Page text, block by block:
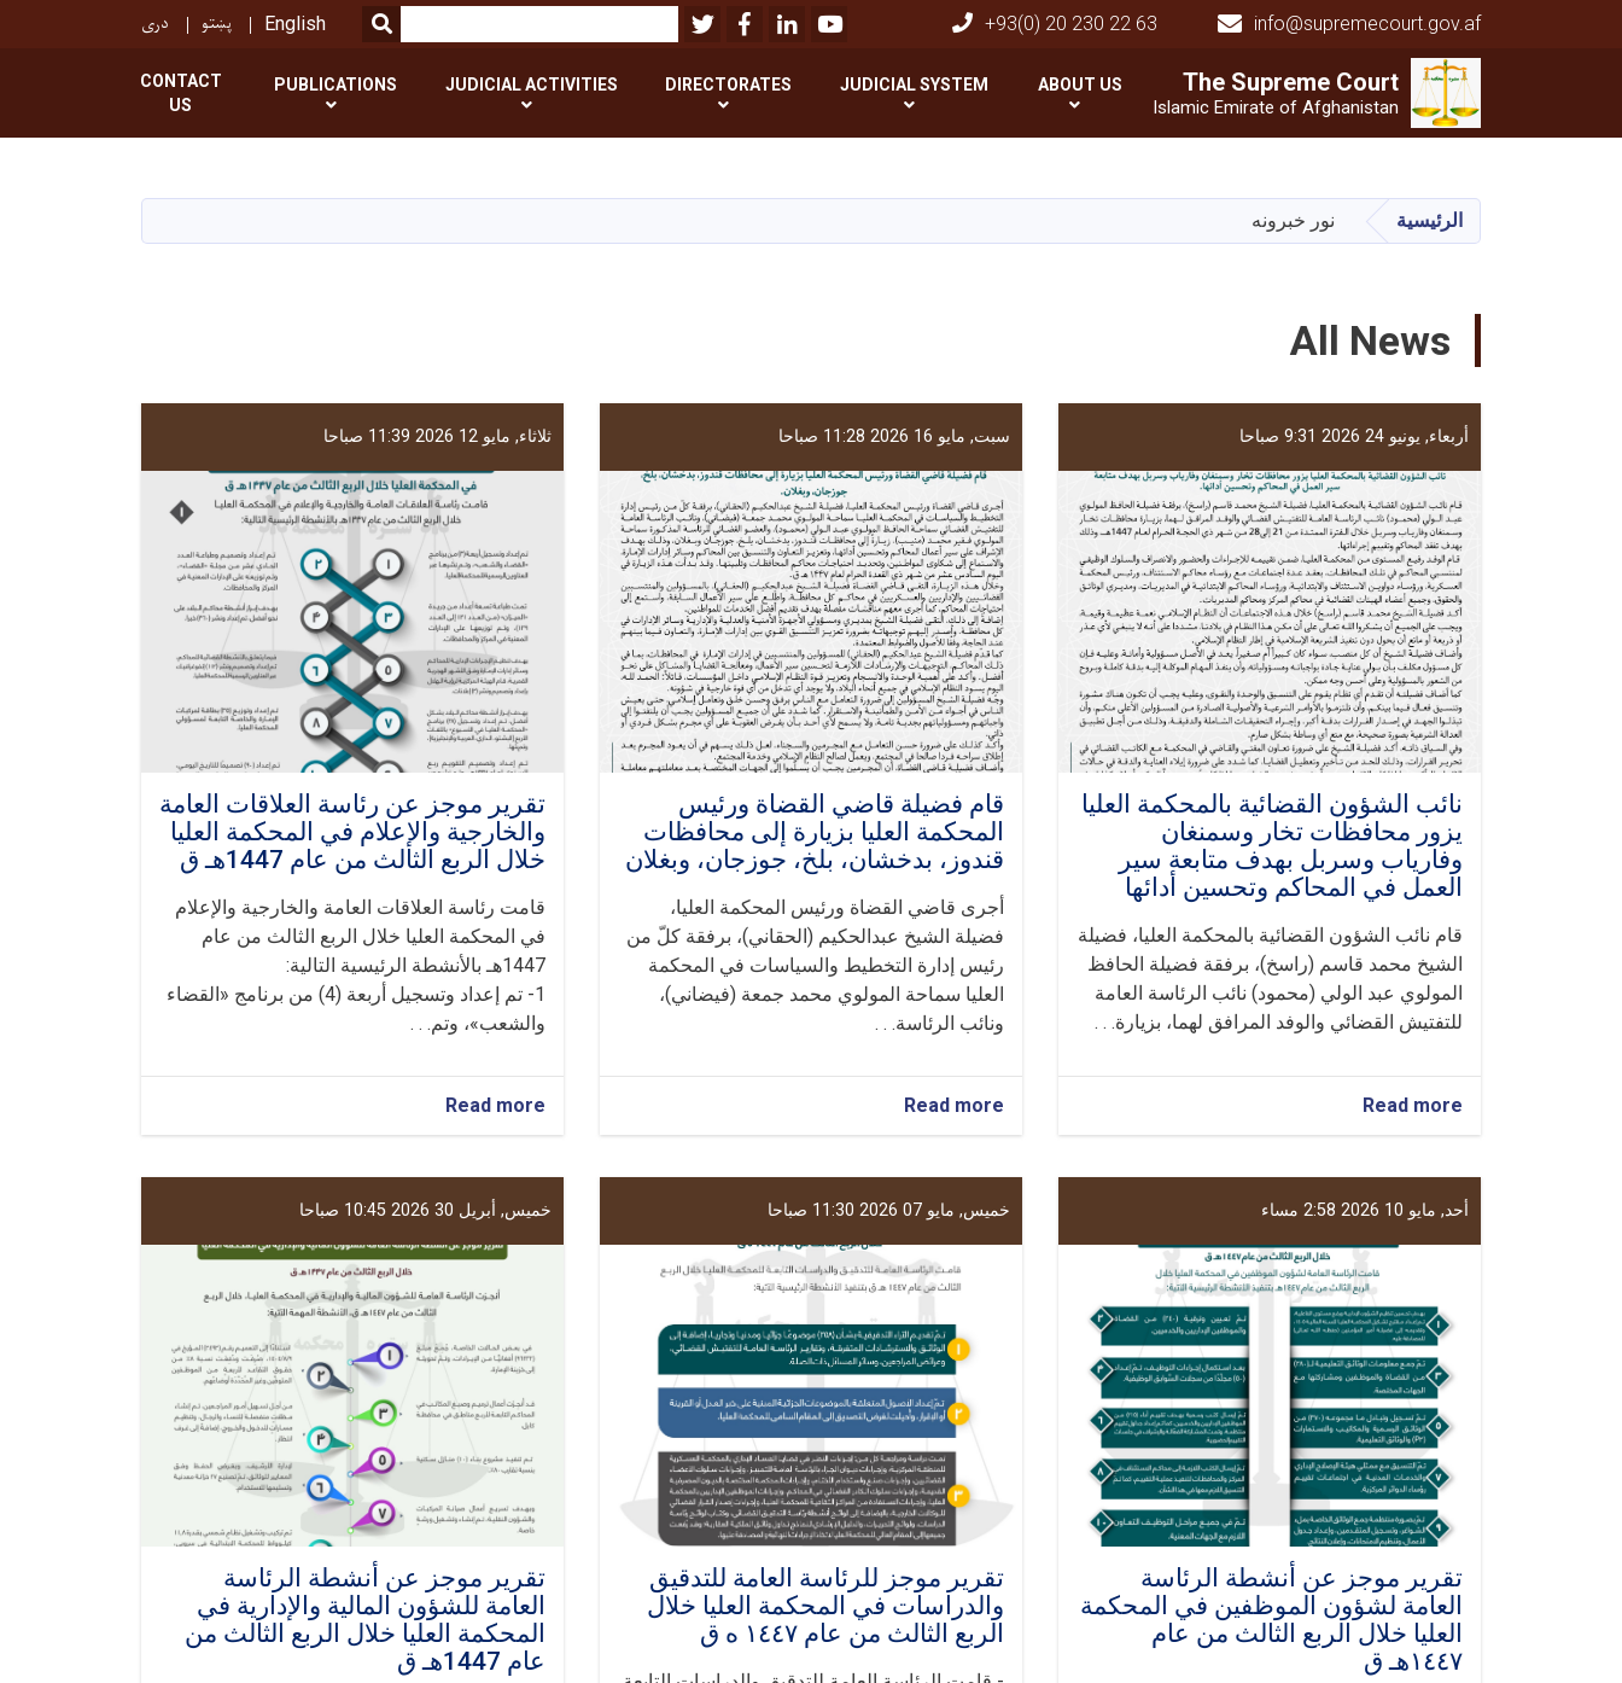
الرئيسي
The Supreme Court
Islamic Emirate of Afghanistan
info@supremecourt.gov.af
+93(0) 20 230 22 63
Youtube
LinkedIn
Facebook
Twitter
بحث SEARCH
English پښتو دری
Main navigation
The Supreme Court
ABOUT US
JUDICIAL SYSTEM
DIRECTORATES
JUDICIAL ACTIVITIES
PUBLICATIONS
CONTACT
US
الرئيسية نور خبرونه
All News
أربعاء, يونيو 24 2026 9:31 صباحا
نائب الشؤون القضائية بالمحكمة العليا
يزور محافظات تخار وسمنغان
وفارياب وسربل بهدف متابعة سير
العمل في المحاكم وتحسين أدائها
قام نائب الشؤون القضائية بالمحكمة العليا، فضيلة
الشيخ محمد قاسم (راسخ)، برفقة فضيلة الحافظ
المولوي عبد الولي (محمود) نائب الرئاسة العامة
للتفتيش القضائي والوفد المرافق لهما، بزيارة. . .
Read more
نائب
القضائية
بالمحكمة
يزور
محافظات
تخار
وسمنغان
وفارياب
وسربل
بهدف
متابعة
سير
العمل
في
المحاكم
وتحسين
سبت, مايو 16 2026 11:28 صباحا
قام فضیلة قاضي القضاة ورئيس
المحكمة العليا بزيارة إلى محافظات
قندوز، بدخشان، بلخ، جوزجان، وبغلان
أجرى قاضي القضاة ورئيس المحكمة العليا،
فضيلة الشيخ عبدالحكيم (الحقاني)، برفقة كلّ من
رئيس إدارة التخطيط والسياسات في المحكمة
العليا سماحة المولوي محمد جمعة (فیضاني)،
ونائب الرئاسة. . .
Read more
قام
قاضي
القضاة
المحكمة
العليا
بزيارة
إلى
محافظات
قندوز،
بدخشان،
بلخ،
جوزجان،
وبغلان
ثلاثاء, مايو 12 2026 11:39 صباحا
تقرير موجز عن رئاسة العلاقات العامة
والخارجية والإعلام في المحكمة العليا
خلال الربع الثالث من عام 1447هـ ق
قامت رئاسة العلاقات العامة والخارجية والإعلام
في المحكمة العليا خلال الربع الثالث من عام
1447هـ بالأنشطة الرئيسية التالية:
1- تم إعداد وتسجيل أربعة (4) من برنامج «القضاء
والشعب»، وتم. . .
Read more
تقرير
عن
رئاسة
العامة
والخارجية
والإعلام
في
المحكمة
العليا
خلال
الربع
من
1447هـ
أحد, مايو 10 2026 2:58 مساء
تقریر موجز عن أنشطة الرئاسة
العامة لشؤون الموظفين في المحكمة
العليا خلال الربع الثالث من عام
١٤٤٧هـ ق
خميس, مايو 07 2026 11:30 صباحا
تقرير موجز للرئاسة العامة للتدقيق
والدراسات في المحكمة العليا خلال
الربع الثالث من عام ١٤٤٧ ه ق
خميس, أبريل 30 2026 10:45 صباحا
تقرير موجز عن أنشطة الرئاسة
العامة للشؤون المالية والإدارية في
المحكمة العليا خلال الربع الثالث من
عام 1447هـ ق